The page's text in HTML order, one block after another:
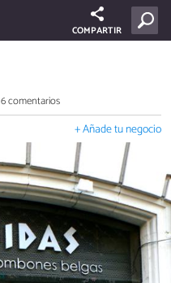
COMPARTIR
6 comentarios
+ Añade tu negocio